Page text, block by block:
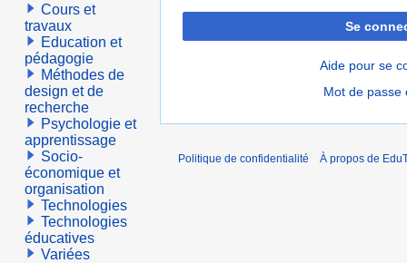
Se
Aide pour se
Mot de passe
Cours et
travaux
Education et
pédagogie
Méthodes de
design et de
recherche
Psychologie et
apprentissage
Socio-
économique et
organisation
Technologies
Technologies
éducatives
Variées
Politique de confidentialité À propos de